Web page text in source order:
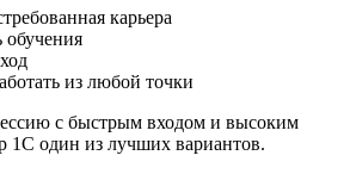
карьера
из любой точки
с быстрым входом и высоким
1С один из лучших вариантов.